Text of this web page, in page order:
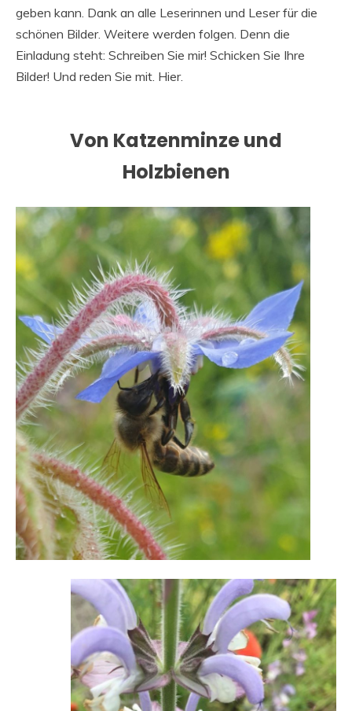
geben kann. Dank an alle Leserinnen und Leser für die
schönen Bilder. Weitere werden folgen. Denn die
Einladung steht: Schreiben Sie mir! Schicken Sie Ihre
Bilder! Und reden Sie mit. Hier.
Von Katzenminze und
Holzbienen